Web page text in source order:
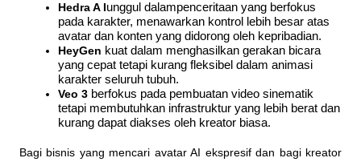
Hedra A Iunggul dalampenceritaan yang berfokus
pada karakter, menawarkan kontrol lebih besar atas
avatar dan konten yang didorong oleh kepribadian.
HeyGen kuat dalam menghasilkan gerakan bicara
yang cepat tetapi kurang fleksibel dalam animasi
karakter seluruh tubuh.
Veo 3 berfokus pada pembuatan video sinematik
tetapi membutuhkan infrastruktur yang lebih berat dan
kurang dapat diakses oleh kreator biasa.
Bagi bisnis yang mencari avatar AI ekspresif dan bagi kreator